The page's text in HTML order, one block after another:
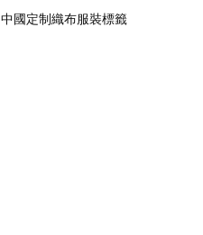
中國定制織布服裝標籤